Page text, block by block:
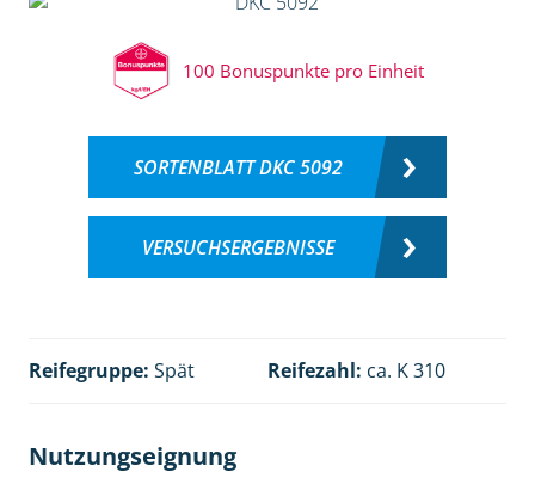
100 Bonuspunkte pro Einheit
SORTENBLATT DKC 5092
VERSUCHSERGEBNISSE
Reifegruppe: Spät Reifezahl: ca. K 310
Nutzungseignung